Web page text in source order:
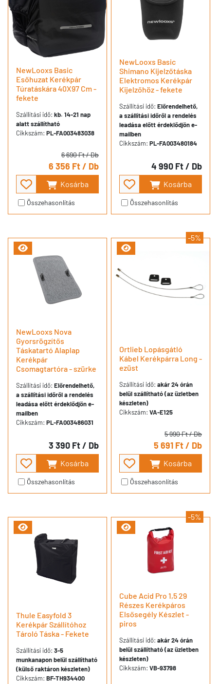
NewLooxs Basic
Esőhuzat Kerékpár
Túratáskára 40X97 Cm -
fekete
Szállítási idő: kb. 14-21 nap
alatt szállítható
Cikkszám: PL-FA003483038
6 690 Ft/ Db
6 356 Ft/ Db
Kosárba
Összehasonlítás
NewLooxs Basic
Shimano Kijelzőtáska
Elektromos Kerékpár
Kijelzőhöz - fekete
Szállítási idő: Előrendelhető,
a szállítási időről a rendelés
leadása előtt érdeklődjön e-
mailben
Cikkszám: PL-FA003480184
4 990 Ft/ Db
Kosárba
Összehasonlítás
NewLooxs Nova
Gyorsrögzítős
Táskatartó Alaplap
Kerékpár
Csomagtartóra - szürke
Szállítási idő: Előrendelhető,
a szállítási időről a rendelés
leadása előtt érdeklődjön e-
mailben
Cikkszám: PL-FA003486031
3 390 Ft/ Db
Kosárba
Összehasonlítás
-5%
Ortlieb Lopásgátló
Kábel Kerékpárra Long -
ezüst
Szállítási idő: akár 24 órán
belül szállítható (az üzletben
készleten)
Cikkszám: VA-E125
5 990 Ft/ Db
5 691 Ft/ Db
Kosárba
Összehasonlítás
Thule Easyfold 3
Kerékpár Szállítóhoz
Tároló Táska - Fekete
Szállítási idő: 3-5
munkanapon belül szállítható
(külső raktáron készleten)
Cikkszám: BF-TH934400
-5%
Cube Acid Pro 1,5 29
Részes Kerékpáros
Elsősegély Készlet -
piros
Szállítási idő: akár 24 órán
belül szállítható (az üzletben
készleten)
Cikkszám: VB-93798